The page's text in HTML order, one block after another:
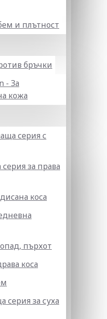
и плътност
бръчки
- За
кожа
серия с
за права
коса
пърхот
коса
серия за суха